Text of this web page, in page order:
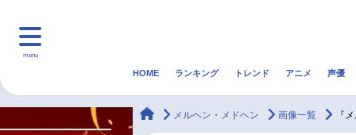
menu
HOME ランキング トレンド アニメ 声優
animateTimes
メルヘン・メドヘン 画像一覧 『